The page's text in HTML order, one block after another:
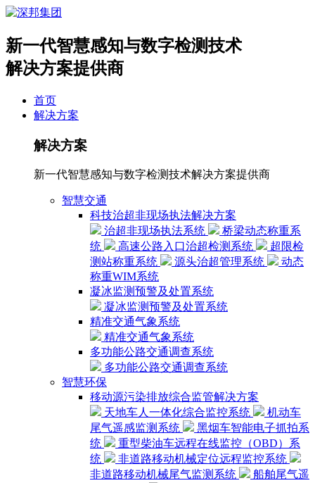
新一代智慧感知与数字检测技术
解决方案提供商
首页
解决方案
解决方案
新一代智慧感知与数字检测技术解决方案提供商
智慧交通
科技治超非现场执法解决方案
治超非现场执法系统
桥梁动态称重系
统
高速公路入口治超检测系统
超限检
测站称重系统
源头治超管理系统
动态
称重WIM系统
凝冰监测预警及处置系统
凝冰监测预警及处置系统
精准交通气象系统
精准交通气象系统
多功能公路交通调查系统
多功能公路交通调查系统
智慧环保
移动源污染排放综合监管解决方案
天地车人一体化综合监控系统
机动车
尾气遥感监测系统
黑烟车智能电子抓拍系
统
重型柴油车远程在线监控（OBD）系
统
非道路移动机械定位远程监控系统
非道路移动机械尾气监测系统
船舶尾气遥